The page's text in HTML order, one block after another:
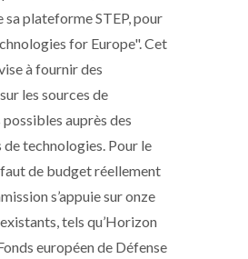
sa plateforme STEP, pour
for Europe". Cet
à fournir des
les sources de
auprès des
technologies. Pour le
de budget réellement
s’appuie sur onze
tels qu’Horizon
européen de Défense